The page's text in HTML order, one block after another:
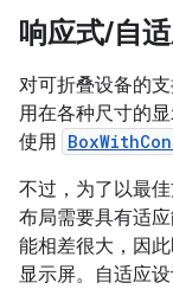
响应式/自
对可折叠设备的
用在各种尺寸的
使用
不过，为了以最
布局需要具有适
能相差很大，因
显示屏。自适应